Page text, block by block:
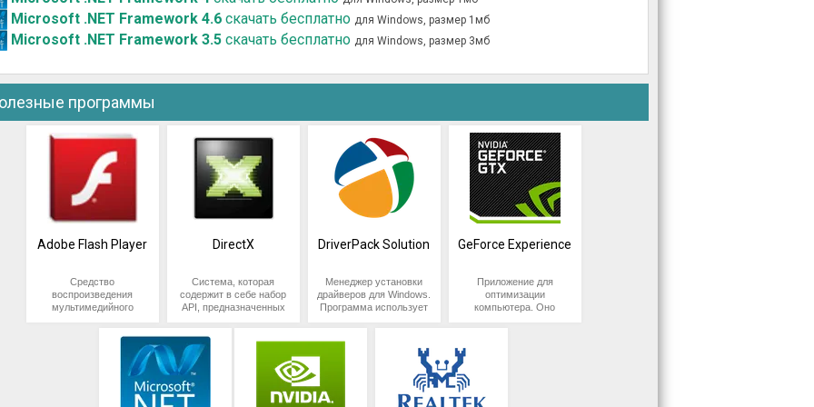
Microsoft .NET Framework 4.6 скачать бесплатно для Windows, размер 1мб
Microsoft .NET Framework 3.5 скачать бесплатно для Windows, размер 3мб
программы
Adobe Flash Player
Средство
воспроизведения
мультимедийного
сайтов. Обеспечивает
запуск анимации,
компьютерных игр и
прочих объектов flash.
DirectX
Система, которая
содержит в себе набор
API, предназначенных
игр и других приложений
со сложной графикой. В
упрощенной форме
программу можно
представить как некую
DriverPack Solution
Менеджер установки
драйверов для Windows.
Программа использует
подключения к
для автоматического
обновления уже
GeForce Experience
Приложение для
оптимизации
компьютера. Оно
инструкции добавляют